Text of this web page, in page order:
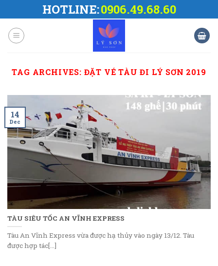
to
content
HOTLINE:0906.49.68.60
TAG ARCHIVES: ĐẶT VÉ TÀU ĐI LÝ SƠN 2019
TÀU SIÊU TỐC AN VĨNH EXPRESS
Tàu An Vĩnh Express vừa được hạ thủy vào ngày 13/12. Tàu
được hợp tác[...]
14
Dec